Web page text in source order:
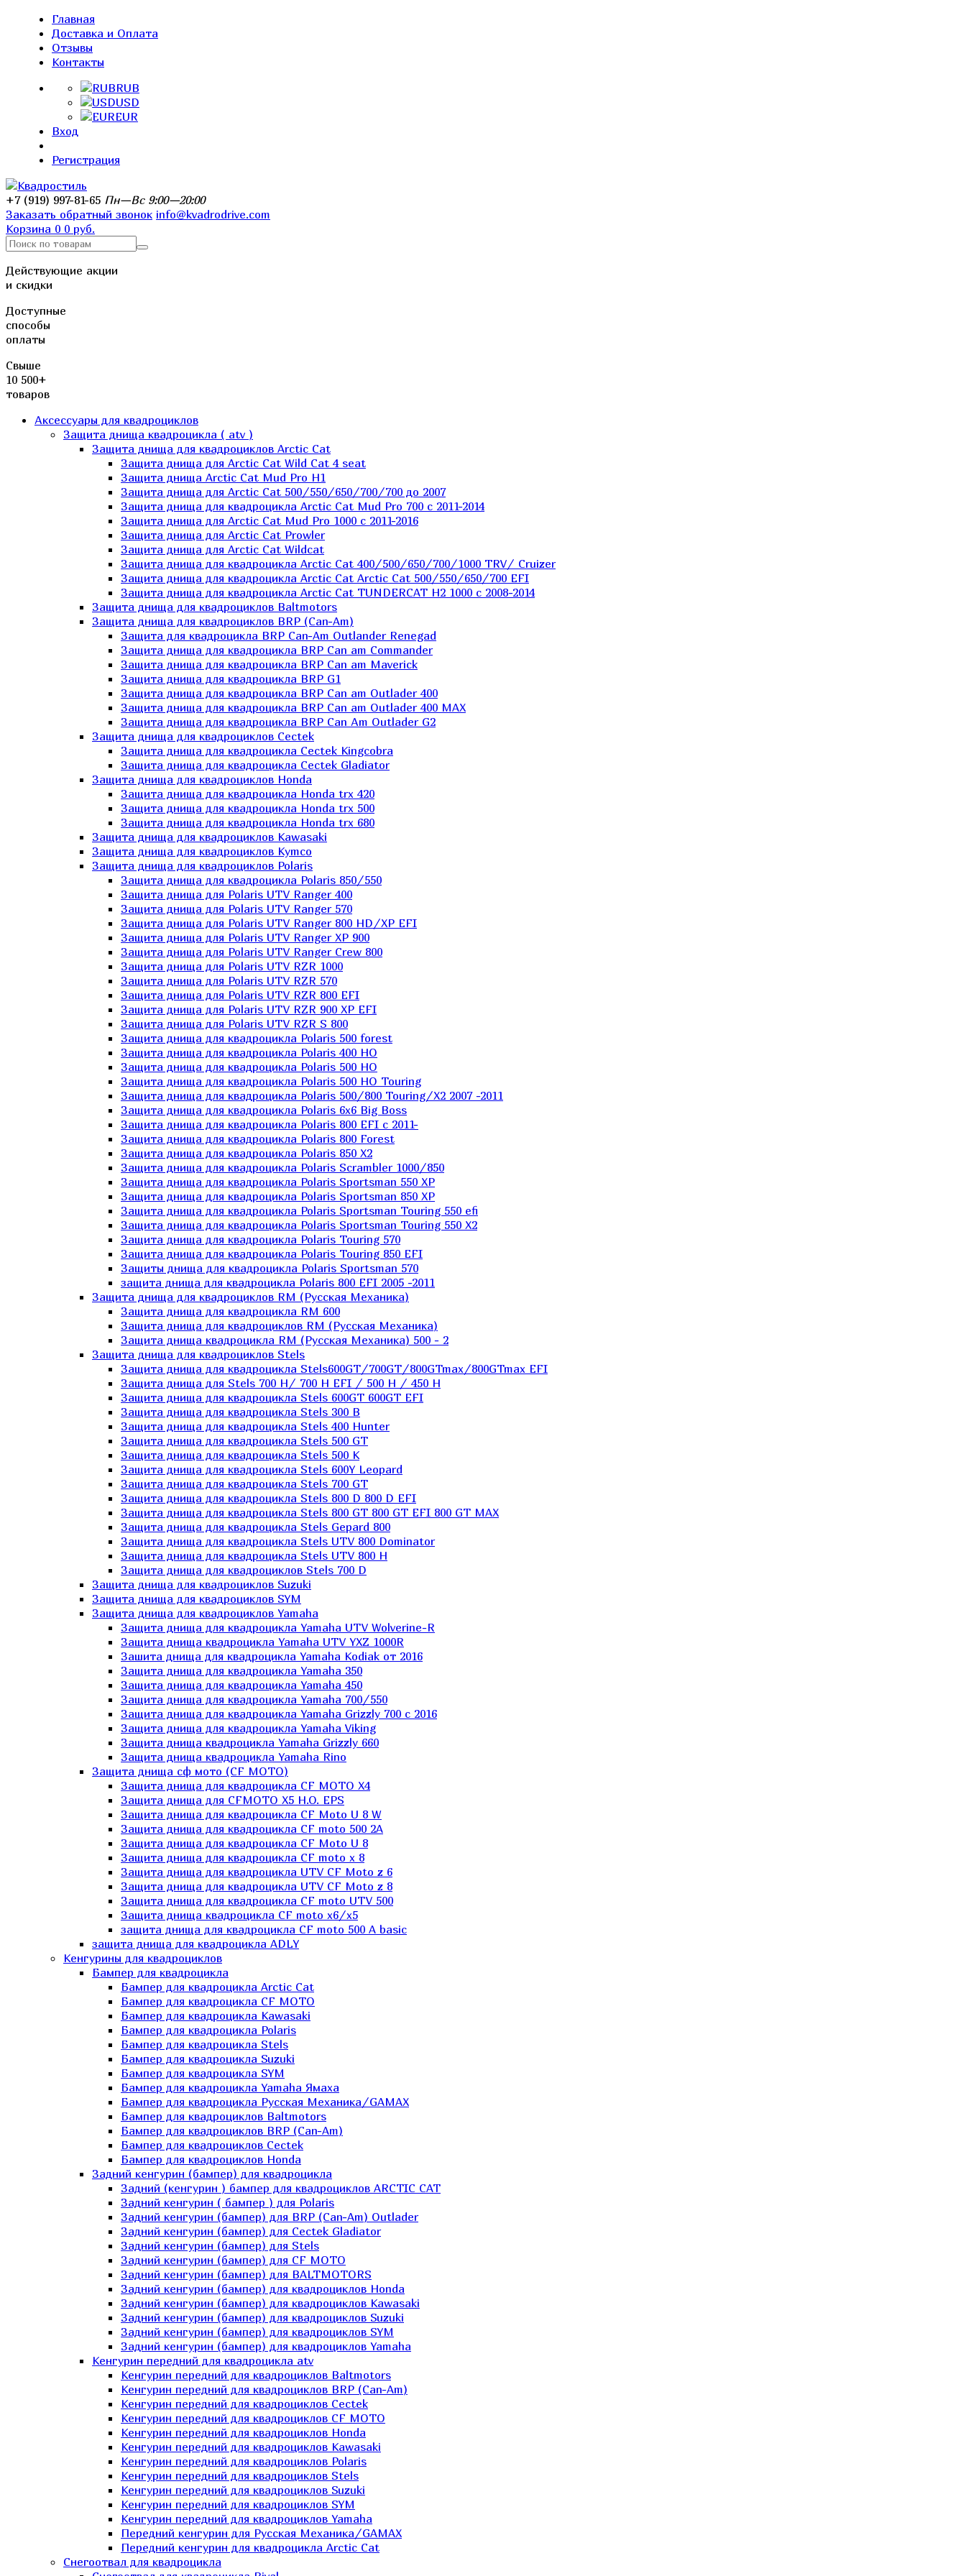
Главная
Доставка и Оплата
Отзывы
Контакты
RUB
USD
EUR
Вход
Регистрация
+7 (919) 997-81-65 Пн—Вс 9:00—20:00
Заказать обратный звонок info@kvadrodrive.com
Корзина 0 0 руб.
Действующие акции
и скидки
Доступные
способы
оплаты
Свыше
10 500+
товаров
Аксессуары для квадроциклов
Защита днища квадроцикла ( atv )
Защита днища для квадроциклов Arctic Cat
Защита днища для Arctic Cat Wild Cat 4 seat
Защита днища Arctic Cat Mud Pro H1
Защита днища для Arctic Cat 500/550/650/700/700 до 2007
Защита днища для квадроцикла Arctic Cat Mud Pro 700 с 2011-2014
Защита днища для Arctic Cat Mud Pro 1000 c 2011-2016
Защита днища для Arctic Cat Prowler
Защита днища для Arctic Cat Wildcat
Защита днища для квадроцикла Arctic Cat 400/500/650/700/1000 TRV/ Cruizer
Защита днища для квадроцикла Arctic Cat Arctic Cat 500/550/650/700 EFI
Защита днища для квадроцикла Arctic Cat TUNDERCAT H2 1000 c 2008-2014
Защита днища для квадроциклов Baltmotors
Защита днища для квадроциклов BRP (Can-Am)
Защита для квадроцикла BRP Can-Am Outlander Renegad
Защита днища для квадроцикла BRP Can am Commander
Защита днища для квадроцикла BRP Can am Maverick
Защита днища для квадроцикла BRP G1
Защита днища для квадроцикла BRP Can am Outlader 400
Защита днища для квадроцикла BRP Can am Outlader 400 MAX
Защита днища для квадроцикла BRP Can Аm Outlader G2
Защита днища для квадроциклов Cectek
Защита днища для квадроцикла Cectek Kingcobra
Защита днища для квадроцикла Cectek Gladiator
Защита днища для квадроциклов Honda
Защита днища для квадроцикла Honda trx 420
Защита днища для квадроцикла Honda trx 500
Защита днища для квадроцикла Honda trx 680
Защита днища для квадроциклов Kawasaki
Защита днища для квадроциклов Kymco
Защита днища для квадроциклов Polaris
Защита днища для квадроцикла Polaris 850/550
Защита днища для Polaris UTV Ranger 400
Защита днища для Polaris UTV Ranger 570
Защита днища для Polaris UTV Ranger 800 HD/XP EFI
Защита днища для Polaris UTV Ranger XP 900
Защита днища для Polaris UTV Ranger Сrew 800
Защита днища для Polaris UTV RZR 1000
Защита днища для Polaris UTV RZR 570
Защита днища для Polaris UTV RZR 800 EFI
Защита днища для Polaris UTV RZR 900 XP EFI
Защита днища для Polaris UTV RZR S 800
Защита днища для квадроцикла Polaris 500 forest
Защита днища для квадроцикла Polaris 400 HO
Защита днища для квадроцикла Polaris 500 HO
Защита днища для квадроцикла Polaris 500 HO Touring
Защита днища для квадроцикла Polaris 500/800 Touring/X2 2007 -2011
Защита днища для квадроцикла Polaris 6х6 Big Boss
Защита днища для квадроцикла Polaris 800 EFI с 2011-
Защита днища для квадроцикла Polaris 800 Forest
Защита днища для квадроцикла Polaris 850 X2
Защита днища для квадроцикла Polaris Scrambler 1000/850
Защита днища для квадроцикла Polaris Sportsman 550 XP
Защита днища для квадроцикла Polaris Sportsman 850 XP
Защита днища для квадроцикла Polaris Sportsman Touring 550 efi
Защита днища для квадроцикла Polaris Sportsman Touring 550 X2
Защита днища для квадроцикла Polaris Touring 570
Защита днища для квадроцикла Polaris Touring 850 EFI
Защиты днища для квадроцикла Polaris Sportsman 570
защита днища для квадроцикла Polaris 800 EFI 2005 -2011
Защита днища для квадроциклов RM (Русская Механика)
Защита днища для квадроцикла RM 600
Защита днища для квадроциклов RM (Русская Механика)
Защита днища квадроцикла RM (Русская Механика) 500 - 2
Защита днища для квадроциклов Stels
Защита днища для квадроцикла Stels600GT/700GT/800GTmax/800GTmax EFI
Защита днища для Stels 700 H/ 700 H EFI / 500 H / 450 H
Защита днища для квадроцикла Stels 600GT 600GT EFI
Защита днища для квадроцикла Stels 300 B
Защита днища для квадроцикла Stels 400 Hunter
Защита днища для квадроцикла Stels 500 GT
Защита днища для квадроцикла Stels 500 K
Защита днища для квадроцикла Stels 600Y Leopard
Защита днища для квадроцикла Stels 700 GT
Защита днища для квадроцикла Stels 800 D 800 D EFI
Защита днища для квадроцикла Stels 800 GT 800 GT EFI 800 GT MAX
Защита днища для квадроцикла Stels Gepard 800
Защита днища для квадроцикла Stels UTV 800 Dominator
Защита днища для квадроцикла Stels UTV 800 H
Защита днища для квадроциклов Stels 700 D
Защита днища для квадроциклов Suzuki
Защита днища для квадроциклов SYM
Защита днища для квадроциклов Yamaha
Защита днища для квадроцикла Yamaha UTV Wolverine-R
Защита днища квадроцикла Yamaha UTV YXZ 1000R
Зашита днища для квадроцикла Yamaha Kodiak от 2016
Защита днища для квадроцикла Yamaha 350
Защита днища для квадроцикла Yamaha 450
Защита днища для квадроцикла Yamaha 700/550
Защита днища для квадроцикла Yamaha Grizzly 700 с 2016
Защита днища для квадроцикла Yamaha Viking
Защита днища квадроцикла Yamaha Grizzly 660
Защита днища квадроцикла Yamaha Rino
Защита днища сф мото (CF MOTO)
Защита днища для квадроцикла CF MOTO X4
Защита днища для CFMOTO X5 H.O. EPS
Защита днища для квадроцикла CF Moto U 8 W
Защита днища для квадроцикла CF moto 500 2A
Защита днища для квадроцикла CF Moto U 8
Защита днища для квадроцикла CF moto x 8
Защита днища для квадроцикла UTV CF Moto z 6
Защита днища для квадроцикла UTV CF Moto z 8
Защита днища для квадроцикла СF moto UTV 500
Защита днища квадроцикла СF moto x6/x5
защита днища для квадроцикла CF moto 500 A basic
защита днища для квадроцикла ADLY
Кенгурины для квадроциклов
Бампер для квадроцикла
Бампер для квадроцикла Arctic Cat
Бампер для квадроцикла CF MOTO
Бампер для квадроцикла Kawasaki
Бампер для квадроцикла Polaris
Бампер для квадроцикла Stels
Бампер для квадроцикла Suzuki
Бампер для квадроцикла SYM
Бампер для квадроцикла Yamaha Ямаха
Бампер для квадроцикла Русская Механика/GAMAX
Бампер для квадроциклов Baltmotors
Бампер для квадроциклов BRP (Can-Am)
Бампер для квадроциклов Cectek
Бампер для квадроциклов Honda
Задний кенгурин (бампер) для квадроцикла
Задний (кенгурин ) бампер для квадроциклов ARCTIC CAT
Задний кенгурин ( бампер ) для Polaris
Задний кенгурин (бампер) для BRP (Can-Am) Outlader
Задний кенгурин (бампер) для Cectek Gladiator
Задний кенгурин (бампер) для Stels
Задний кенгурин (бампер) для СF MOTO
Задний кенгурин (бампер) для BALTMOTORS
Задний кенгурин (бампер) для квадроциклов Honda
Задний кенгурин (бампер) для квадроциклов Kawasaki
Задний кенгурин (бампер) для квадроциклов Suzuki
Задний кенгурин (бампер) для квадроциклов SYM
Задний кенгурин (бампер) для квадроциклов Yamaha
Кенгурин передний для квадроцикла atv
Кенгурин передний для квадроциклов Baltmotors
Кенгурин передний для квадроциклов BRP (Can-Am)
Кенгурин передний для квадроциклов Cectek
Кенгурин передний для квадроциклов CF MOTO
Кенгурин передний для квадроциклов Honda
Кенгурин передний для квадроциклов Kawasaki
Кенгурин передний для квадроциклов Polaris
Кенгурин передний для квадроциклов Stels
Кенгурин передний для квадроциклов Suzuki
Кенгурин передний для квадроциклов SYM
Кенгурин передний для квадроциклов Yamaha
Передний кенгурин для Русская Механика/GAMAX
Передний кенгурин для квадроцикла Arctic Cat
Снегоотвал для квадроцикла